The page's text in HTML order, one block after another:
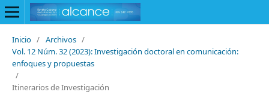
Inicio / Archivos /
Vol. 12 Núm. 32 (2023): Investigación doctoral en comunicación:
enfoques y propuestas
/
Itinerarios de Investigación